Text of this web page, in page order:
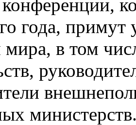
года, примут
мира, в том